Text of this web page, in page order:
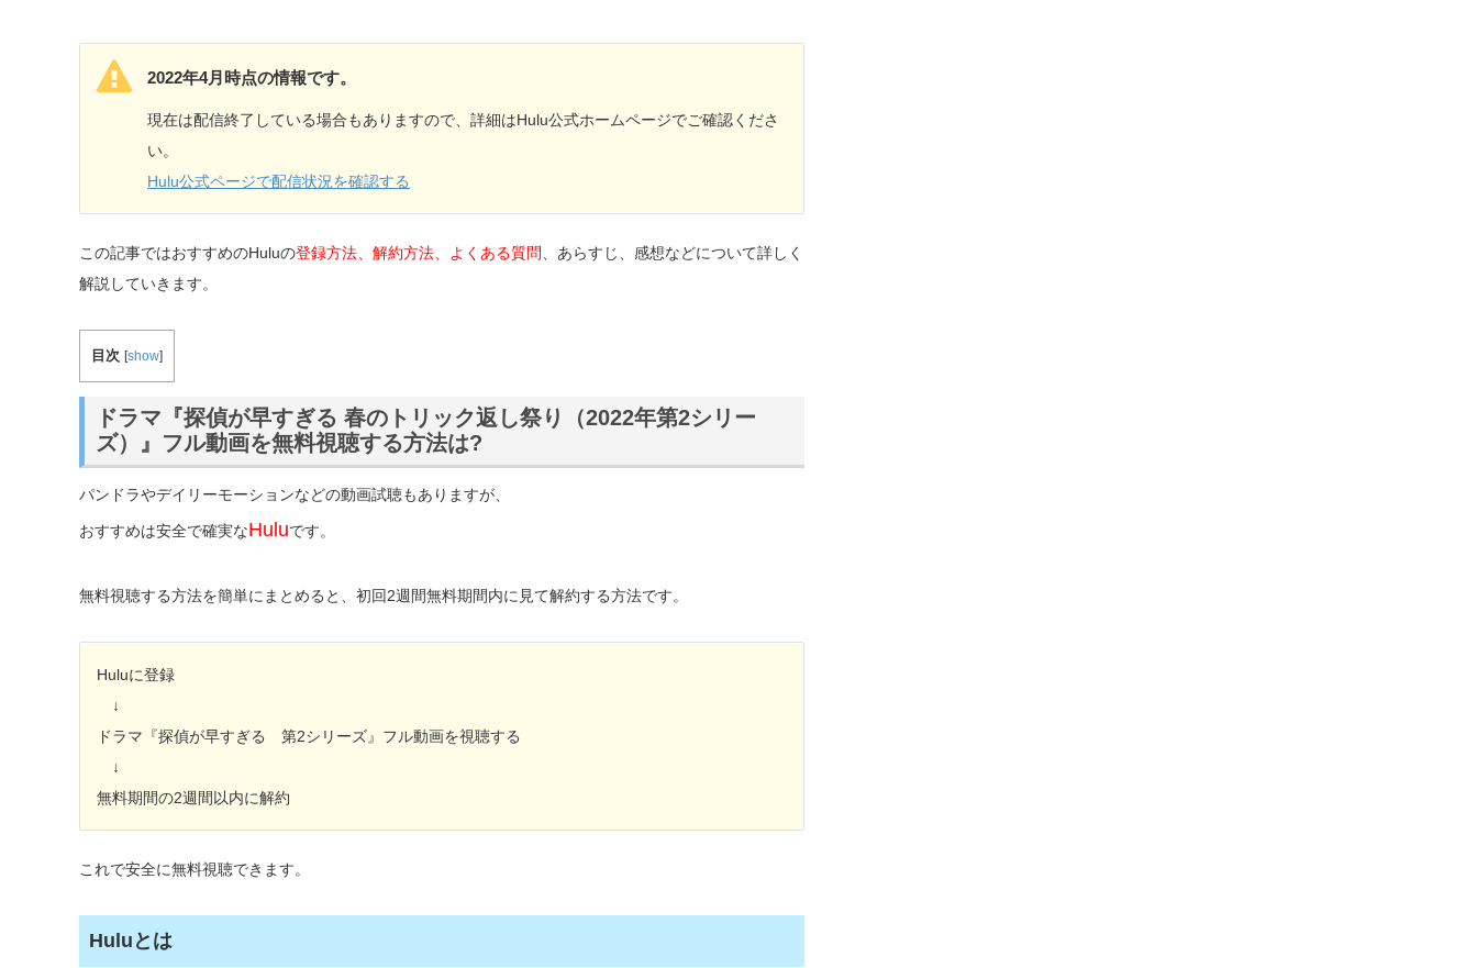
2022年4月時点の情報です。
現在は配信終了している場合もありますので、詳細はHulu公式ホームページでご確認くださ
い。
Hulu公式ページで配信状況を確認する
この記事ではおすすめのHuluの登録方法、解約方法、よくある質問
、あらすじ、感想などについて詳しく
解説していきます。
目次 [show]
ドラマ『探偵が早すぎる 春のトリック返し祭り（2022年第2シリー
ズ）』フル動画を無料視聴する方法は?
パンドラやデイリーモーションなどの動画試聴もありますが、
おすすめは安全で確実なHuluです。
無料視聴する方法を簡単にまとめると、初回2週間無料期間内に見て解約する方法です。
Huluに登録
↓
ドラマ『探偵が早すぎる 第2シリーズ』フル動画を視聴する
↓
無料期間の2週間以内に解約
これで安全に無料視聴できます。
Huluとは